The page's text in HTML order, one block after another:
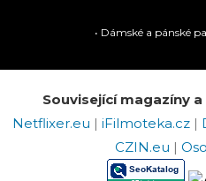
• Dámské a pánské
Související magazíny
Netflixer.eu | iFilmoteka.cz |
CZIN.eu |